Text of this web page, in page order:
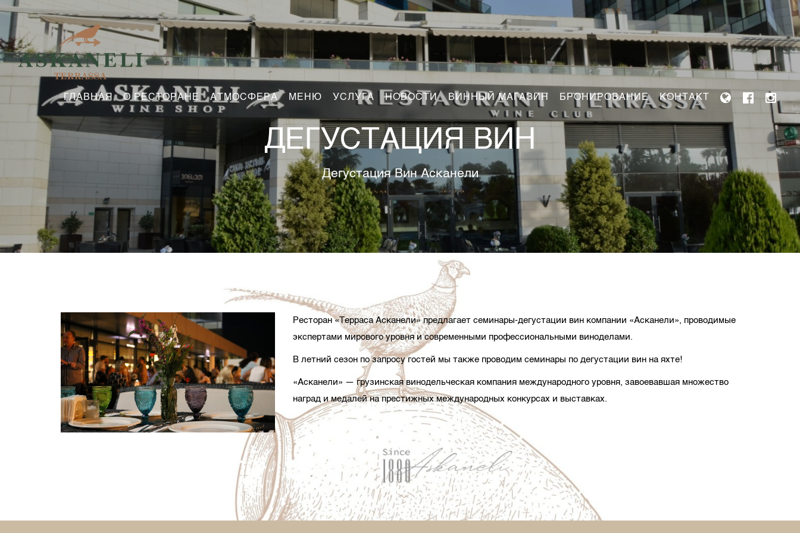
ГЛАВНАЯ О РЕСТОРАНЕ АТМОСФЕРА МЕНЮ УСЛУГА НОВОСТИ ВИННЫЙ МАГАЗИН БРОНИРОВАНИЕ КОНТАКТ
ДЕГУСТАЦИЯ ВИН
Дегустация Вин Асканели
Ресторан «Терраса Асканели» предлагает семинары-дегустации вин компании «Асканели», проводимые
экспертами мирового уровня и современными профессиональными виноделами.
В летний сезон по запросу гостей мы также проводим семинары по дегустации вин на яхте!
«Асканели» — грузинская винодельческая компания международного уровня, завоевавшая множество
наград и медалей на престижных международных конкурсах и выставках.